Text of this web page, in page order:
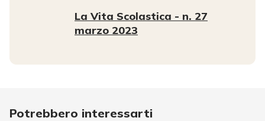
La Vita Scolastica - n. 27
marzo 2023
Potrebbero interessarti